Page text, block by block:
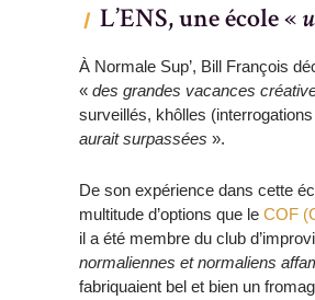
L’ENS, une école «
À Normale Sup’, Bill François
« des grandes vacances
surveillés, khôlles
aurait surpassées ».
De son expérience dans cette
multitude d’options que le COF
il a été membre du club
normaliennes et normaliens
fabriquaient bel et bien un